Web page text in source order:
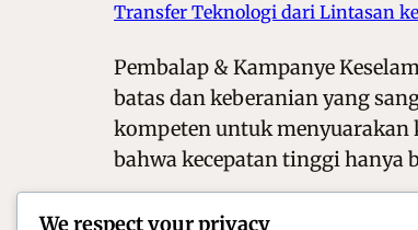
Transfer Teknologi dari Lintasan
Pembalap & Kampanye
batas dan keberanian yang
kompeten untuk menyuarakan
bahwa kecepatan tinggi hanya
We respect your privacy